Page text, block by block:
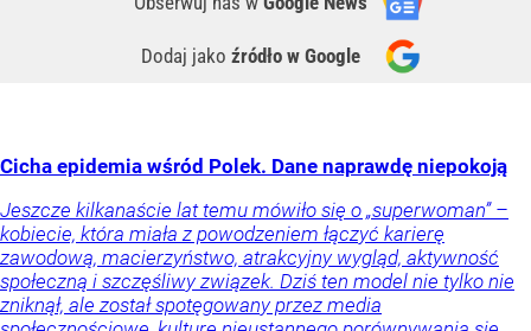
Dodaj jako źródło w Google
Cicha epidemia wśród Polek. Dane naprawdę niepokoją
Jeszcze kilkanaście lat temu mówiło się o „superwoman” –
kobiecie, która miała z powodzeniem łączyć karierę
zawodową, macierzyństwo, atrakcyjny wygląd, aktywność
społeczną i szczęśliwy związek. Dziś ten model nie tylko nie
zniknął, ale został spotęgowany przez media